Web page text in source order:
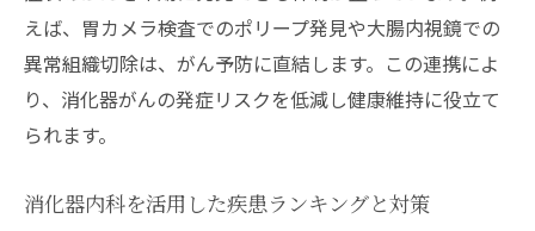
えば、胃カメラ検査でのポリープ発見や大腸内視鏡での
異常組織切除は、がん予防に直結します。この連携によ
り、消化器がんの発症リスクを低減し健康維持に役立て
られます。
消化器内科を活用した疾患ランキングと対策